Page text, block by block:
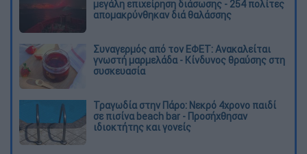
μεγάλη επιχείρηση διάσωσης - 254 πολίτες
απομακρύνθηκαν διά θαλάσσης
Συναγερμός από τον ΕΦΕΤ: Ανακαλείται
γνωστή μαρμελάδα - Κίνδυνος θραύσης στη
συσκευασία
Τραγωδία στην Πάρο: Νεκρό 4χρονο παιδί
σε πισίνα beach bar - Προσήχθησαν
ιδιοκτήτης και γονείς